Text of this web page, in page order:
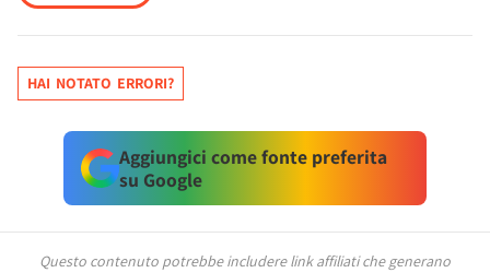
HAI NOTATO ERRORI?
Aggiungici come fonte preferita
su Google
Questo contenuto potrebbe includere link affiliati che generano